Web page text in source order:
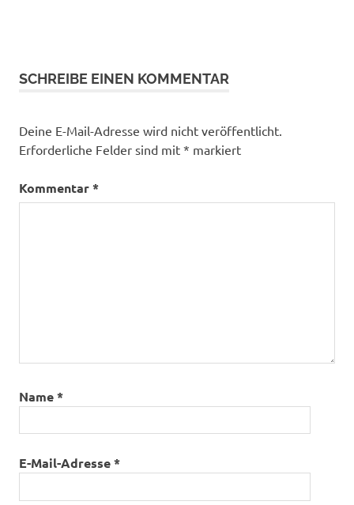
SCHREIBE EINEN KOMMENTAR
Deine E-Mail-Adresse wird nicht veröffentlicht.
Erforderliche Felder sind mit * markiert
Kommentar*
Name*
E-Mail-Adresse*